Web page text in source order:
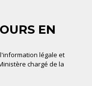
EN
légale et
chargé de la